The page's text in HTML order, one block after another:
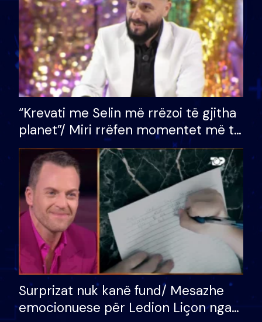
“Krevati me Selin më rrëzoi të gjitha
planet”/ Miri rrëfen momentet më të
bukura në shtëpinë e BB VIP: Do më
mungojë zilja e mëngjesit kur…
Surprizat nuk kanë fund/ Mesazhe
emocionuese për Ledion Liçon nga